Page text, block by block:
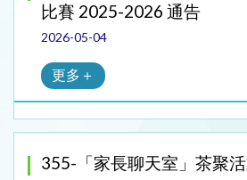
比賽 2025-2026 通告
2026-05-04
更多＋
355-「家長聊天室」茶聚